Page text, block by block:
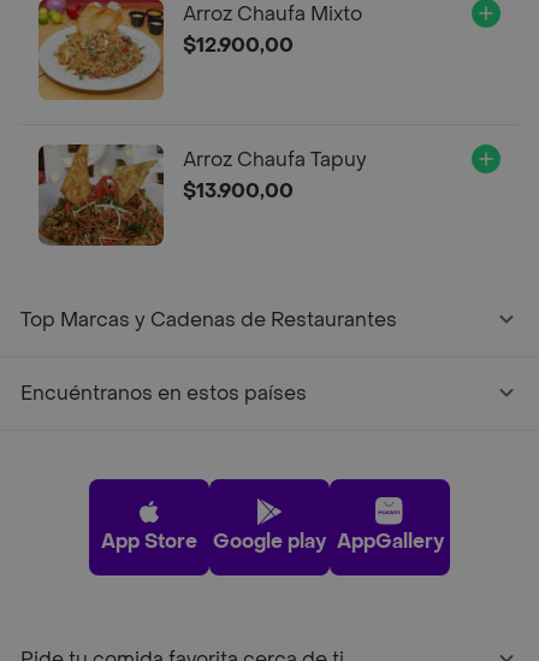
Arroz Chaufa Mixto
$12.900,00
Arroz Chaufa Tapuy
$13.900,00
Top Marcas y Cadenas de Restaurantes
Encuéntranos en estos países
App Store Google play AppGallery